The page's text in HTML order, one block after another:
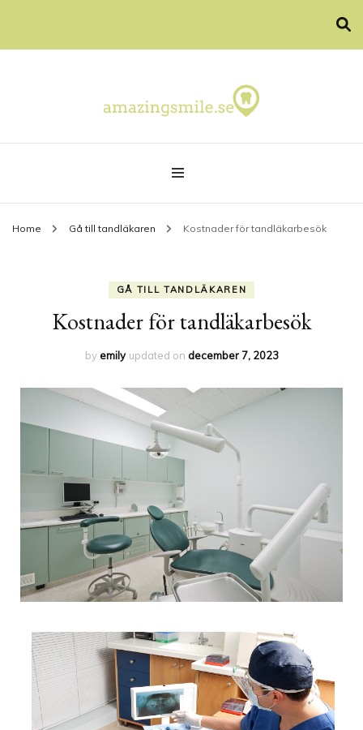
amazingsmile.se
allt om tänder och tandblekning
Home Gå till tandläkaren Kostnader för tandläkarbesök
GÅ TILL TANDLÄKAREN
Kostnader för tandläkarbesök
by emily updated on december 7, 2023